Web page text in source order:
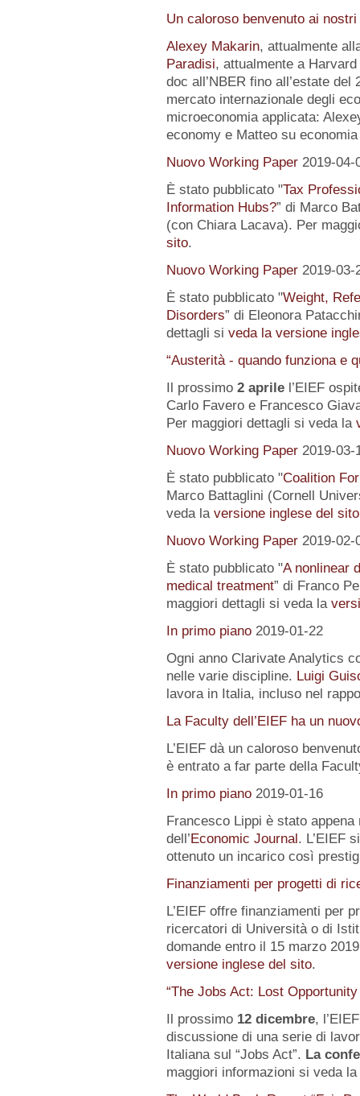
Un caloroso benvenuto ai
Alexey Makarin, attualmente
Paradisi, attualmente a
doc all’NBER fino all’estate
mercato internazionale degli
microeconomia applicata:
economy e Matteo su
Nuovo Working Paper 2019-04-
È stato pubblicato "Tax
Information Hubs?” di Marco
(con Chiara Lacava). Per
sito.
Nuovo Working Paper 2019-03-
È stato pubblicato "Weight,
Disorders” di Eleonora
dettagli si veda la versione
“Austerità - quando funziona e
Il prossimo 2 aprilel’EIEF
Carlo Favero e Francesco
Per maggiori dettagli si veda la
Nuovo Working Paper 2019-03-
È stato pubblicato "Coalition
Marco Battaglini (Cornell
veda la versione inglese del sito
Nuovo Working Paper 2019-02-
È stato pubblicato "A nonlinear
medical treatment” di Franco
maggiori dettagli si veda la
In primo piano 2019-01-22
Ogni anno Clarivate Analytics
nelle varie discipline. Luigi
lavora in Italia, incluso nel
La Faculty dell’EIEF ha un
L’EIEF dà un caloroso
è entrato a far parte della
In primo piano 2019-01-16
Francesco Lippi è stato
dell’Economic Journal. L’EIEF
ottenuto un incarico così
Finanziamenti per progetti di
L’EIEF offre finanziamenti per
ricercatori di Università o di
domande entro il 15 marzo
versione inglese del sito.
“The Jobs Act: Lost
Il prossimo 12 dicembre,
discussione di una serie di
Italiana sul “Jobs Act”. La
maggiori informazioni si veda la